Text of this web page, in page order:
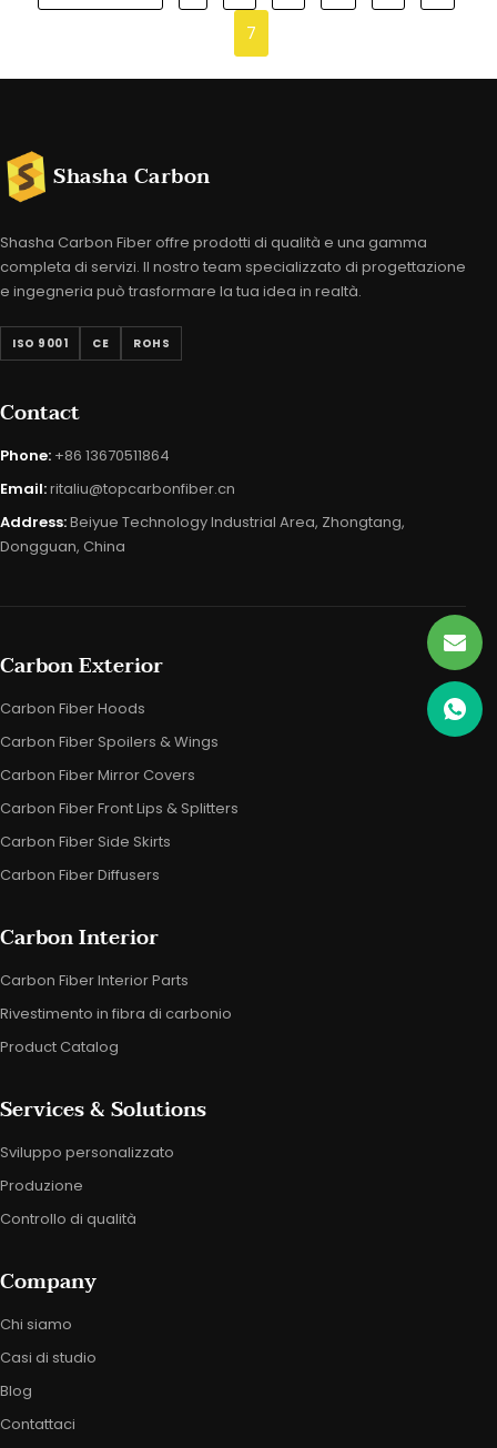
7
Shasha Carbon
Shasha Carbon Fiber offre prodotti di qualità e una gamma
completa di servizi. Il nostro team specializzato di progettazione
e ingegneria può trasformare la tua idea in realtà.
ISO 9001 CE ROHS
Contact
Phone: +86 13670511864
Email:ritaliu@topcarbonfiber.cn
Address:Beiyue Technology Industrial Area, Zhongtang,
Dongguan, China
Carbon Exterior
Carbon Fiber Hoods
Carbon Fiber Spoilers & Wings
Carbon Fiber Mirror Covers
Carbon Fiber Front Lips & Splitters
Carbon Fiber Side Skirts
Carbon Fiber Diffusers
Carbon Interior
Carbon Fiber Interior Parts
Rivestimento in fibra di carbonio
Product Catalog
Services & Solutions
Sviluppo personalizzato
Produzione
Controllo di qualità
Company
Chi siamo
Casi di studio
Blog
Contattaci